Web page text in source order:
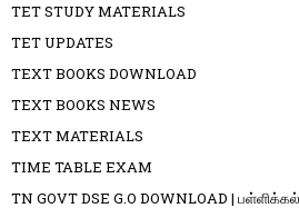
TET STUDY MATERIALS
TET UPDATES
TEXT BOOKS DOWNLOAD
TEXT BOOKS NEWS
TEXT MATERIALS
TIME TABLE EXAM
TN GOVT DSE G.O DOWNLOAD |